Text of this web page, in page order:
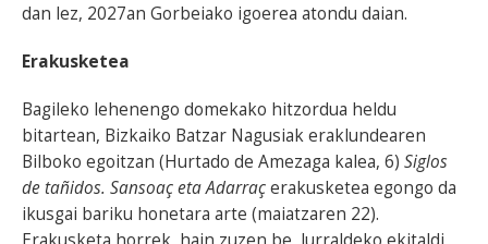
dan lez, 2027an Gorbeiako igoerea atondu daian.
Erakusketea
Bagileko lehenengo domekako hitzordua heldu
bitartean, Bizkaiko Batzar Nagusiak eraklundearen
Bilboko egoitzan (Hurtado de Amezaga kalea, 6) Siglos
de tañidos. Sansoaç eta Adarraçerakusketea egongo da
ikusgai bariku honetara arte (maiatzaren 22).